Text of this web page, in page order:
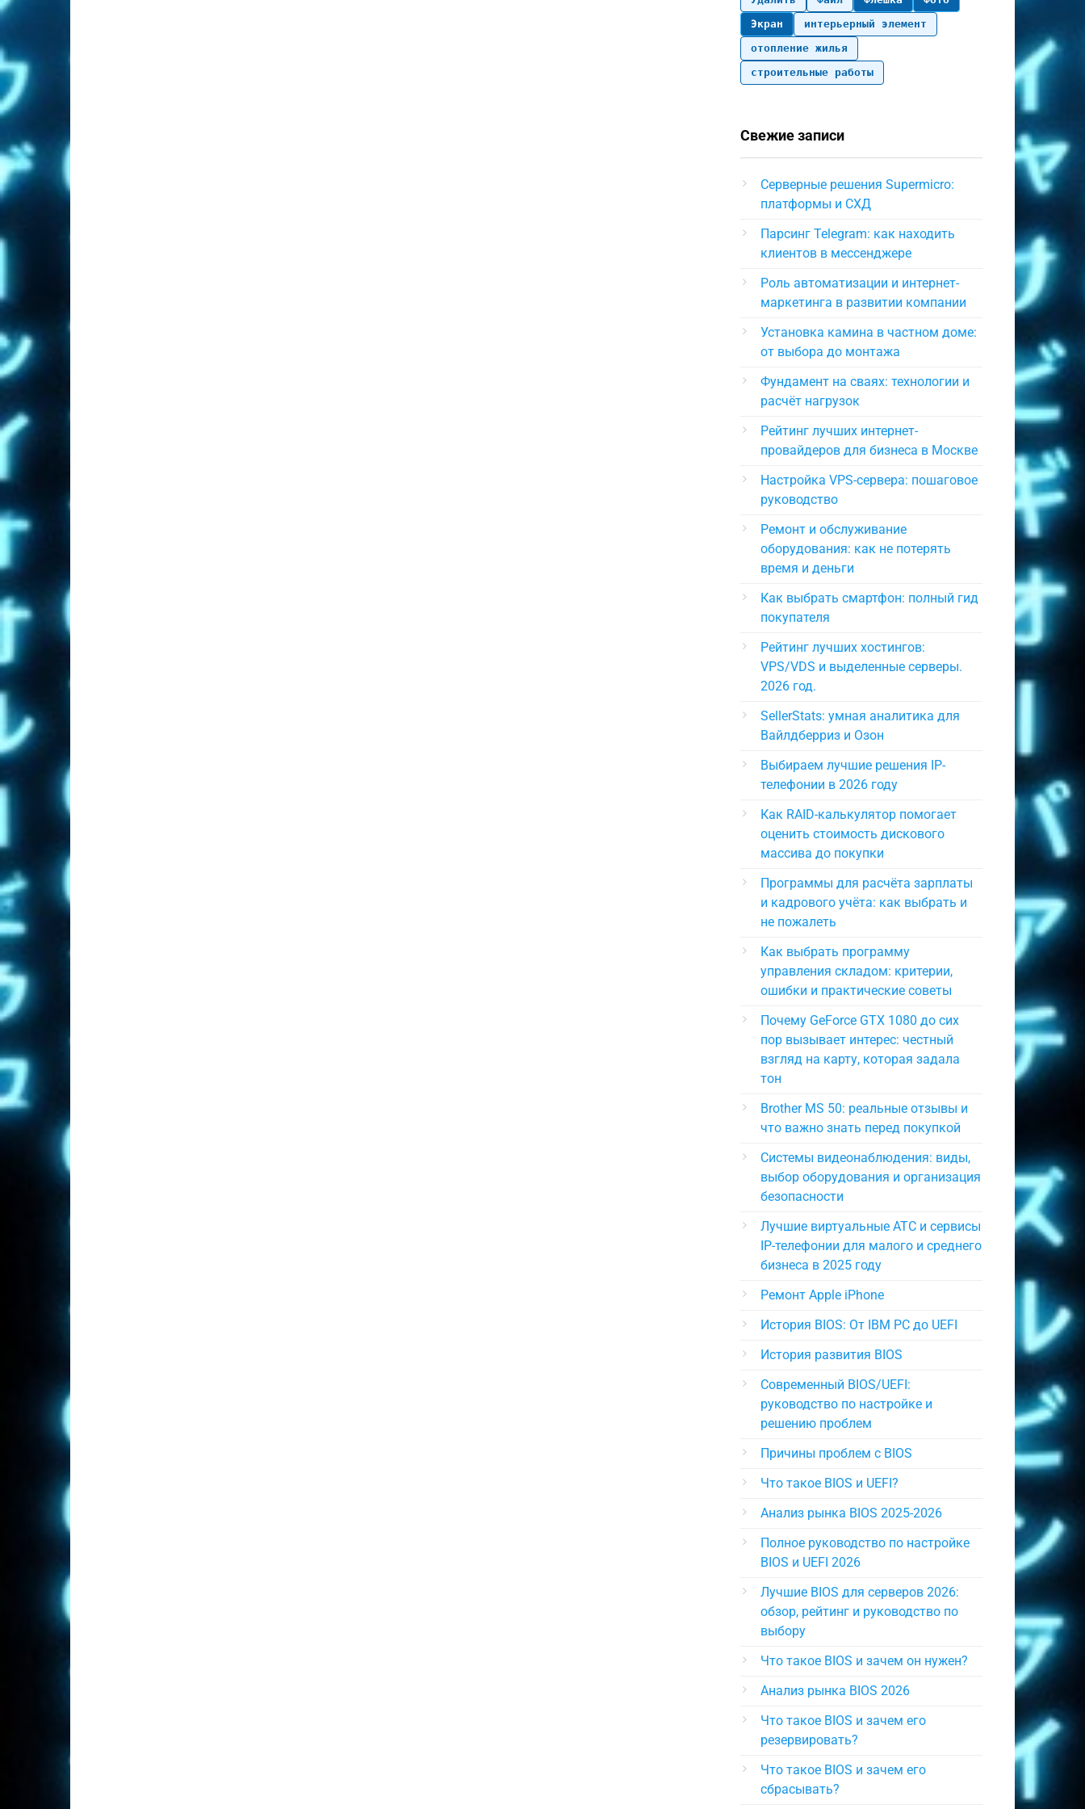
Экран
интерьерный элемент
отопление жилья
строительные работы
Свежие записи
Серверные решения Supermicro:
платформы и СХД
Парсинг Telegram: как находить
клиентов в мессенджере
Роль автоматизации и интернет-
маркетинга в развитии компании
Установка камина в частном доме:
от выбора до монтажа
Фундамент на сваях: технологии и
расчёт нагрузок
Рейтинг лучших интернет-
провайдеров для бизнеса в Москве
Настройка VPS-сервера: пошаговое
руководство
Ремонт и обслуживание
оборудования: как не потерять
время и деньги
Как выбрать смартфон: полный гид
покупателя
Рейтинг лучших хостингов:
VPS/VDS и выделенные серверы.
2026 год.
SellerStats: умная аналитика для
Вайлдберриз и Озон
Выбираем лучшие решения IP-
телефонии в 2026 году
Как RAID-калькулятор помогает
оценить стоимость дискового
массива до покупки
Программы для расчёта зарплаты
и кадрового учёта: как выбрать и
не пожалеть
Как выбрать программу
управления складом: критерии,
ошибки и практические советы
Почему GeForce GTX 1080 до сих
пор вызывает интерес: честный
взгляд на карту, которая задала
тон
Brother MS 50: реальные отзывы и
что важно знать перед покупкой
Системы видеонаблюдения: виды,
выбор оборудования и организация
безопасности
Лучшие виртуальные АТС и сервисы
IP-телефонии для малого и среднего
бизнеса в 2025 году
Ремонт Apple iPhone
История BIOS: От IBM PC до UEFI
История развития BIOS
Современный BIOS/UEFI:
руководство по настройке и
решению проблем
Причины проблем с BIOS
Что такое BIOS и UEFI?
Анализ рынка BIOS 2025-2026
Полное руководство по настройке
BIOS и UEFI 2026
Лучшие BIOS для серверов 2026:
обзор, рейтинг и руководство по
выбору
Что такое BIOS и зачем он нужен?
Анализ рынка BIOS 2026
Что такое BIOS и зачем его
резервировать?
Что такое BIOS и зачем его
сбрасывать?